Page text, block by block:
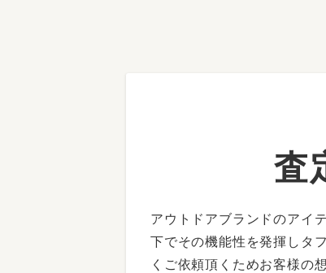
査
アウトドアブランドのアイ
下でその機能性を発揮しタ
くご依頼頂くためお客様の